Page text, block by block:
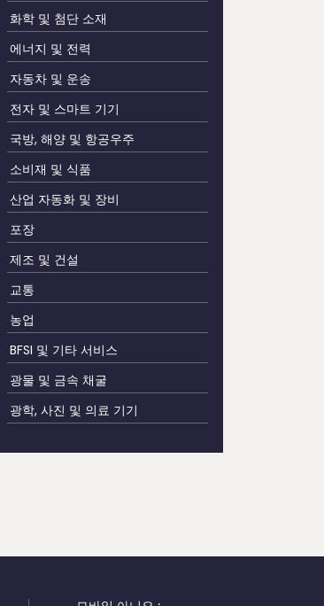
화학 및 첨단 소재
에너지 및 전력
자동차 및 운송
전자 및 스마트 기기
국방, 해양 및 항공우주
소비재 및 식품
산업 자동화 및 장비
포장
제조 및 건설
교통
농업
BFSI 및 기타 서비스
광물 및 금속 채굴
광학, 사진 및 의료 기기